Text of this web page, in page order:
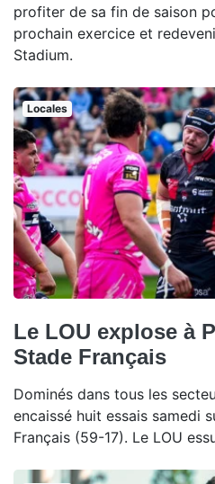
profiter de sa fin de saison
prochain exercice et
Stadium.
Locales
Le LOU explose à
Stade Français
Dominés dans tous les
encaissé huit essais samedi
Français (59-17). Le LOU